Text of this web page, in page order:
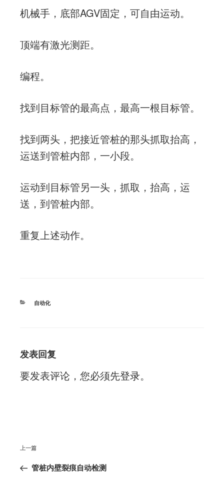
机械手，底部AGV固定，可自由运动。
顶端有激光测距。
编程。
找到目标管的最高点，最高一根目标管。
找到两头，把接近管桩的那头抓取抬高，
运送到管桩内部，一小段。
运动到目标管另一头，抓取，抬高，运
送，到管桩内部。
重复上述动作。
分
自动化
发表回复
要发表评论，您必须先登录。
章
导
上
一
上一篇
管桩内壁裂痕自动检测